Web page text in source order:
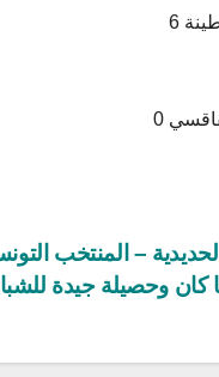
6
0
– المنتخب
كان وحصيلة جيدة